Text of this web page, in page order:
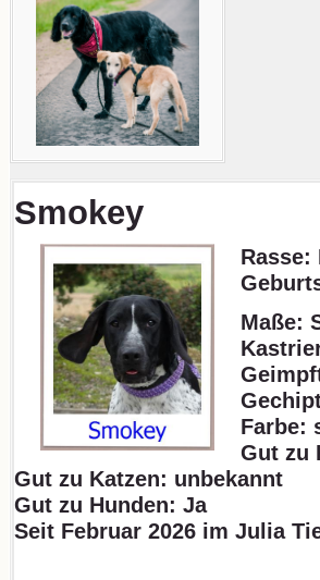
Smokey
Rasse:
Maße:
Farbe:
Gut zu
Gut zu Katzen: unbekannt
Gut zu Hunden: Ja
Seit Februar 2026 im Julia